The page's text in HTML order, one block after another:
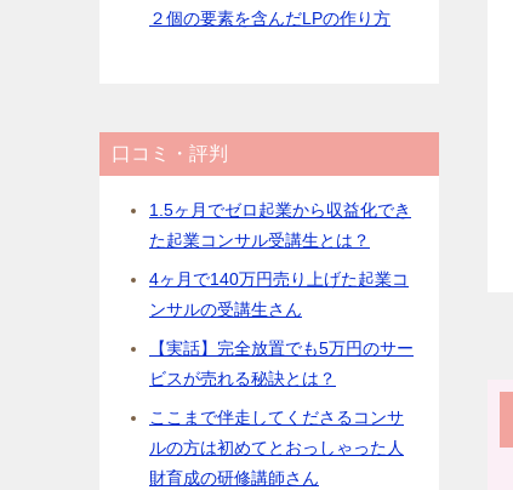
２個の要素を含んだLPの作り方
口コミ・評判
1.5ヶ月でゼロ起業から収益化でき
た起業コンサル受講生とは？
4ヶ月で140万円売り上げた起業コ
ンサルの受講生さん
【実話】完全放置でも5万円のサー
ビスが売れる秘訣とは？
ここまで伴走してくださるコンサ
ルの方は初めてとおっしゃった人
財育成の研修講師さん